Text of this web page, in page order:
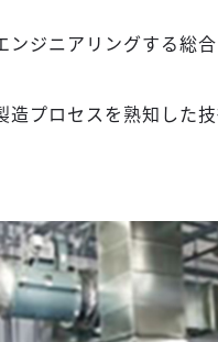
ジニアリングする総
プロセスを熟知した